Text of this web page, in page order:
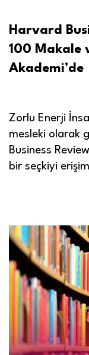
Harvard
100 Makale
Akademi’de
Zorlu Enerji
mesleki olarak
Business
bir seçkiyi